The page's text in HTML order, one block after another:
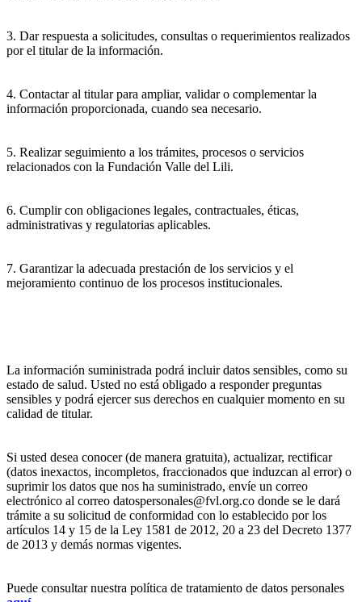
3. Dar respuesta a solicitudes, consultas o requerimientos realizados
por el titular de la información.
4. Contactar al titular para ampliar, validar o complementar la
información proporcionada, cuando sea necesario.
5. Realizar seguimiento a los trámites, procesos o servicios
relacionados con la Fundación Valle del Lili.
6. Cumplir con obligaciones legales, contractuales, éticas,
administrativas y regulatorias aplicables.
7. Garantizar la adecuada prestación de los servicios y el
mejoramiento continuo de los procesos institucionales.
La información suministrada podrá incluir datos sensibles, como su
estado de salud. Usted no está obligado a responder preguntas
sensibles y podrá ejercer sus derechos en cualquier momento en su
calidad de titular.
Si usted desea conocer (de manera gratuita), actualizar, rectificar
(datos inexactos, incompletos, fraccionados que induzcan al error) o
suprimir los datos que nos ha suministrado, envíe un correo
electrónico al correo datospersonales@fvl.org.co donde se le dará
trámite a su solicitud de conformidad con lo establecido por los
artículos 14 y 15 de la Ley 1581 de 2012, 20 a 23 del Decreto 1377
de 2013 y demás normas vigentes.
Puede consultar nuestra política de tratamiento de datos personales